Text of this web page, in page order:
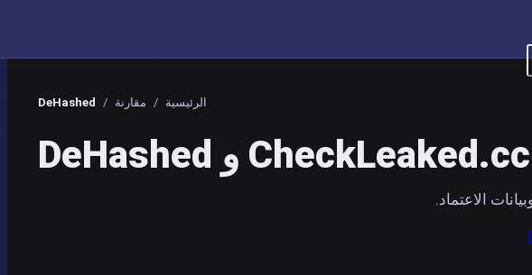
الرئيسية / مقارنة /
DeHashed